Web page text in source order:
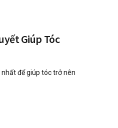
Giúp Tóc
để giúp tóc trở nên